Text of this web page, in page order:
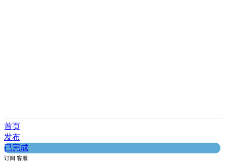
首页
发布
已完成
订阅 客服